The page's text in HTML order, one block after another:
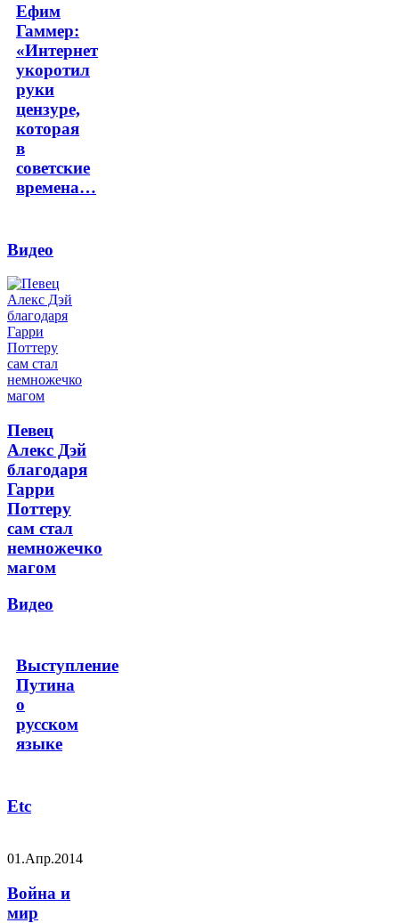
Ефим
Гаммер:
«Интернет
укоротил
руки
цензуре,
которая
в
советские
времена…
Видео
Певец
Алекс Дэй
благодаря
Гарри
Поттеру
сам стал
немножечко
магом
Видео
Выступление
Путина
о
русском
языке
Etc
01.Апр.2014
Война и
мир